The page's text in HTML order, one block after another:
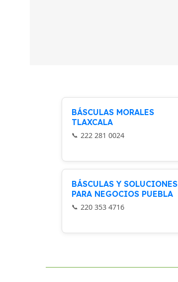
BÁSCULAS MORALES
TLAXCALA
222 281 0024
BÁSCULAS Y SOLUCIONES
PARA NEGOCIOS PUEBLA
220 353 4716